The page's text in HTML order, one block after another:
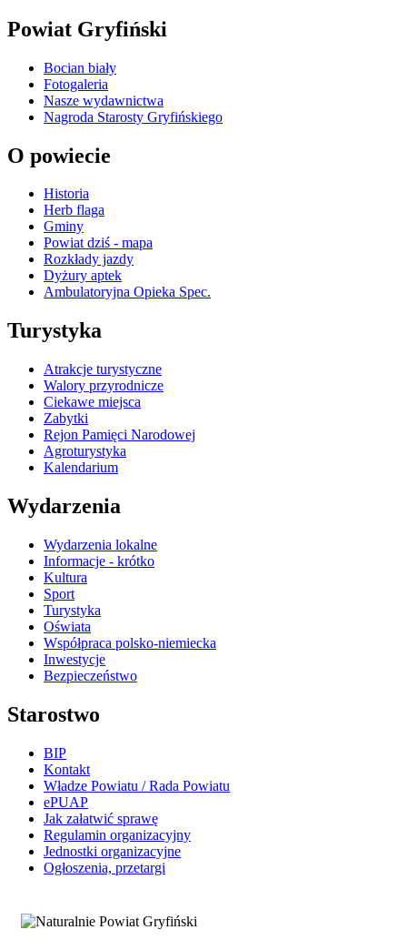
Powiat Gryfiński
Bocian biały
Fotogaleria
Nasze wydawnictwa
Nagroda Starosty Gryfińskiego
O powiecie
Historia
Herb flaga
Gminy
Powiat dziś - mapa
Rozkłady jazdy
Dyżury aptek
Ambulatoryjna Opieka Spec.
Turystyka
Atrakcje turystyczne
Walory przyrodnicze
Ciekawe miejsca
Zabytki
Rejon Pamięci Narodowej
Agroturystyka
Kalendarium
Wydarzenia
Wydarzenia lokalne
Informacje - krótko
Kultura
Sport
Turystyka
Oświata
Współpraca polsko-niemiecka
Inwestycje
Bezpieczeństwo
Starostwo
BIP
Kontakt
Władze Powiatu / Rada Powiatu
ePUAP
Jak załatwić sprawę
Regulamin organizacyjny
Jednostki organizacyjne
Ogłoszenia, przetargi